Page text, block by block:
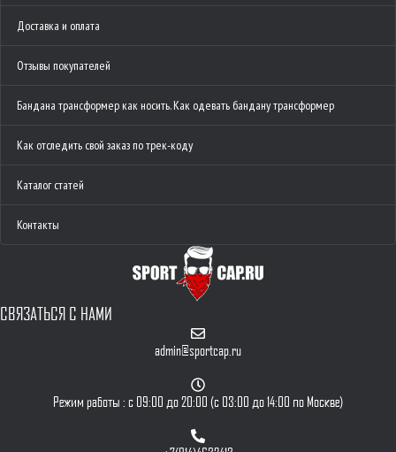
Доставка и оплата
Отзывы покупателей
Бандана трансформер как носить. Как одевать бандану трансформер
Как отследить свой заказ по трек-коду
Каталог статей
Контакты
СВЯЗАТЬСЯ С НАМИ
admin@sportcap.ru
Режим работы : с 09:00 до 20:00 (с 03:00 до 14:00 по Москве)